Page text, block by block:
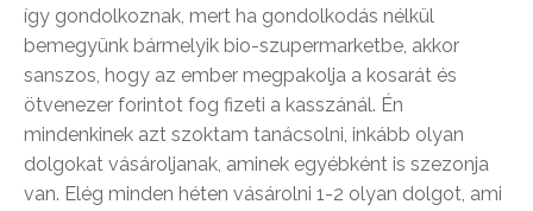
így gondolkoznak, mert ha gondolkodás nélkül
bemegyünk bármelyik bio-szupermarketbe, akkor
sanszos, hogy az ember megpakolja a kosarát és
ötvenezer forintot fog fizeti a kasszánál. Én
mindenkinek azt szoktam tanácsolni, inkább olyan
dolgokat vásároljanak, aminek egyébként is szezonja
van. Elég minden héten vásárolni 1-2 olyan dolgot, ami